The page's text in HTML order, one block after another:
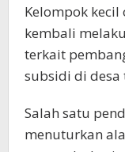
Kelompok kecil
kembali
terkait
subsidi di desa
Salah satu
menuturkan